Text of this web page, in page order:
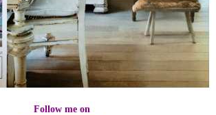
Follow me on